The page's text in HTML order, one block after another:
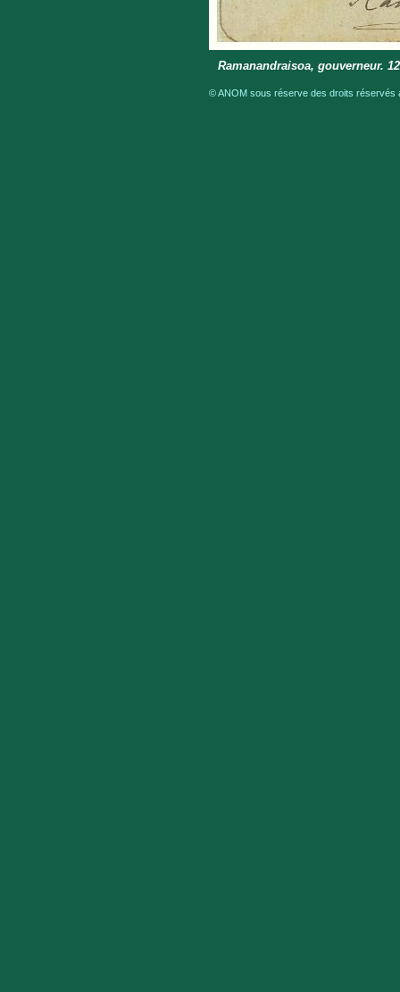
Ramanandraisoa, gouverneur.
© ANOM sous réserve des droits réservés